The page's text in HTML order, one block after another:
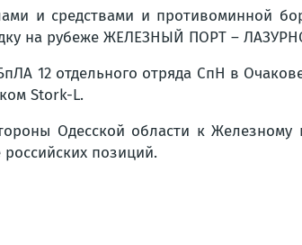
и средствами и противоминной
на рубеже ЖЕЛЕЗНЫЙ ПОРТ –
12 отдельного отряда СпН в
Stork-L.
Одесской области к Железному
позиций.